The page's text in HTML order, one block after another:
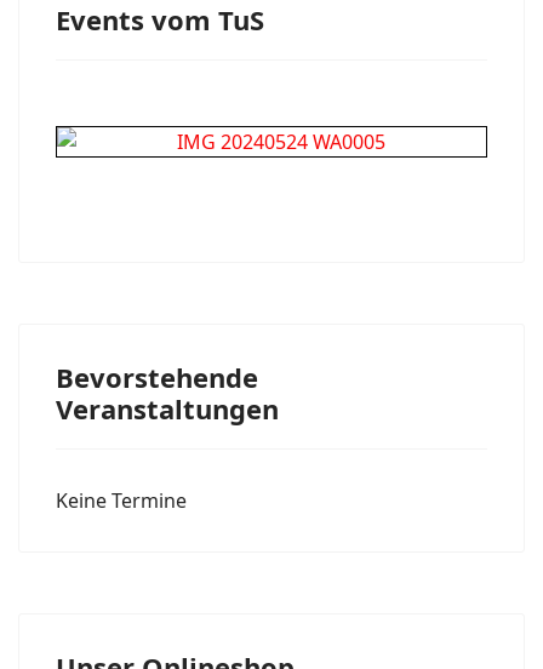
Events vom TuS
Bevorstehende
Veranstaltungen
Keine Termine